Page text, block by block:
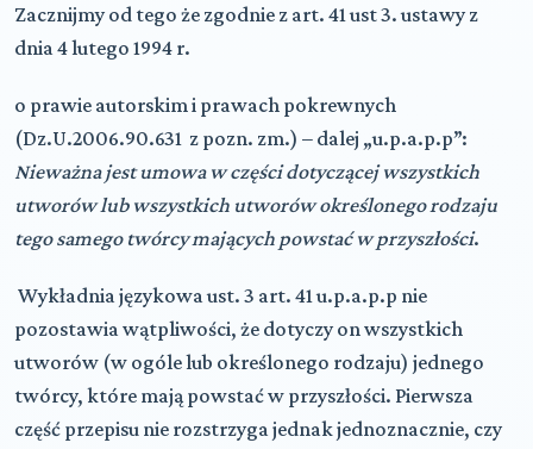
Zacznijmy od tego że zgodnie z art. 41 ust 3. ustawy z
dnia 4 lutego 1994 r.
o prawie autorskim i prawach pokrewnych
(Dz.U.2006.90.631 z pozn. zm.) – dalej „u.p.a.p.p”:
Nieważna jest umowa w części dotyczącej wszystkich
utworów lub wszystkich utworów określonego rodzaju
tego samego twórcy mających powstać w przyszłości.
Wykładnia językowa ust. 3 art. 41 u.p.a.p.p nie
pozostawia wątpliwości, że dotyczy on wszystkich
utworów (w ogóle lub określonego rodzaju) jednego
twórcy, które mają powstać w przyszłości. Pierwsza
część przepisu nie rozstrzyga jednak jednoznacznie, czy